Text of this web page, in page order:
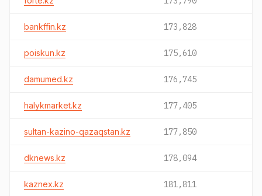
bankffin.kz 173,828
poiskun.kz 175,610
damumed.kz 176,745
halykmarket.kz 177,405
sultan-kazino-qazaqstan.kz 177,850
dknews.kz 178,094
kaznex.kz 181,811